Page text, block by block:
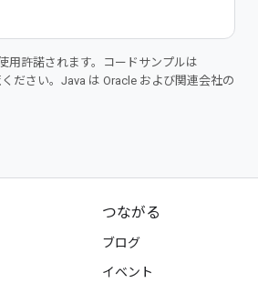
用許諾されます。コードサンプルは
ください。Java は Oracle および関連会社の
つながる
ブログ
イベント